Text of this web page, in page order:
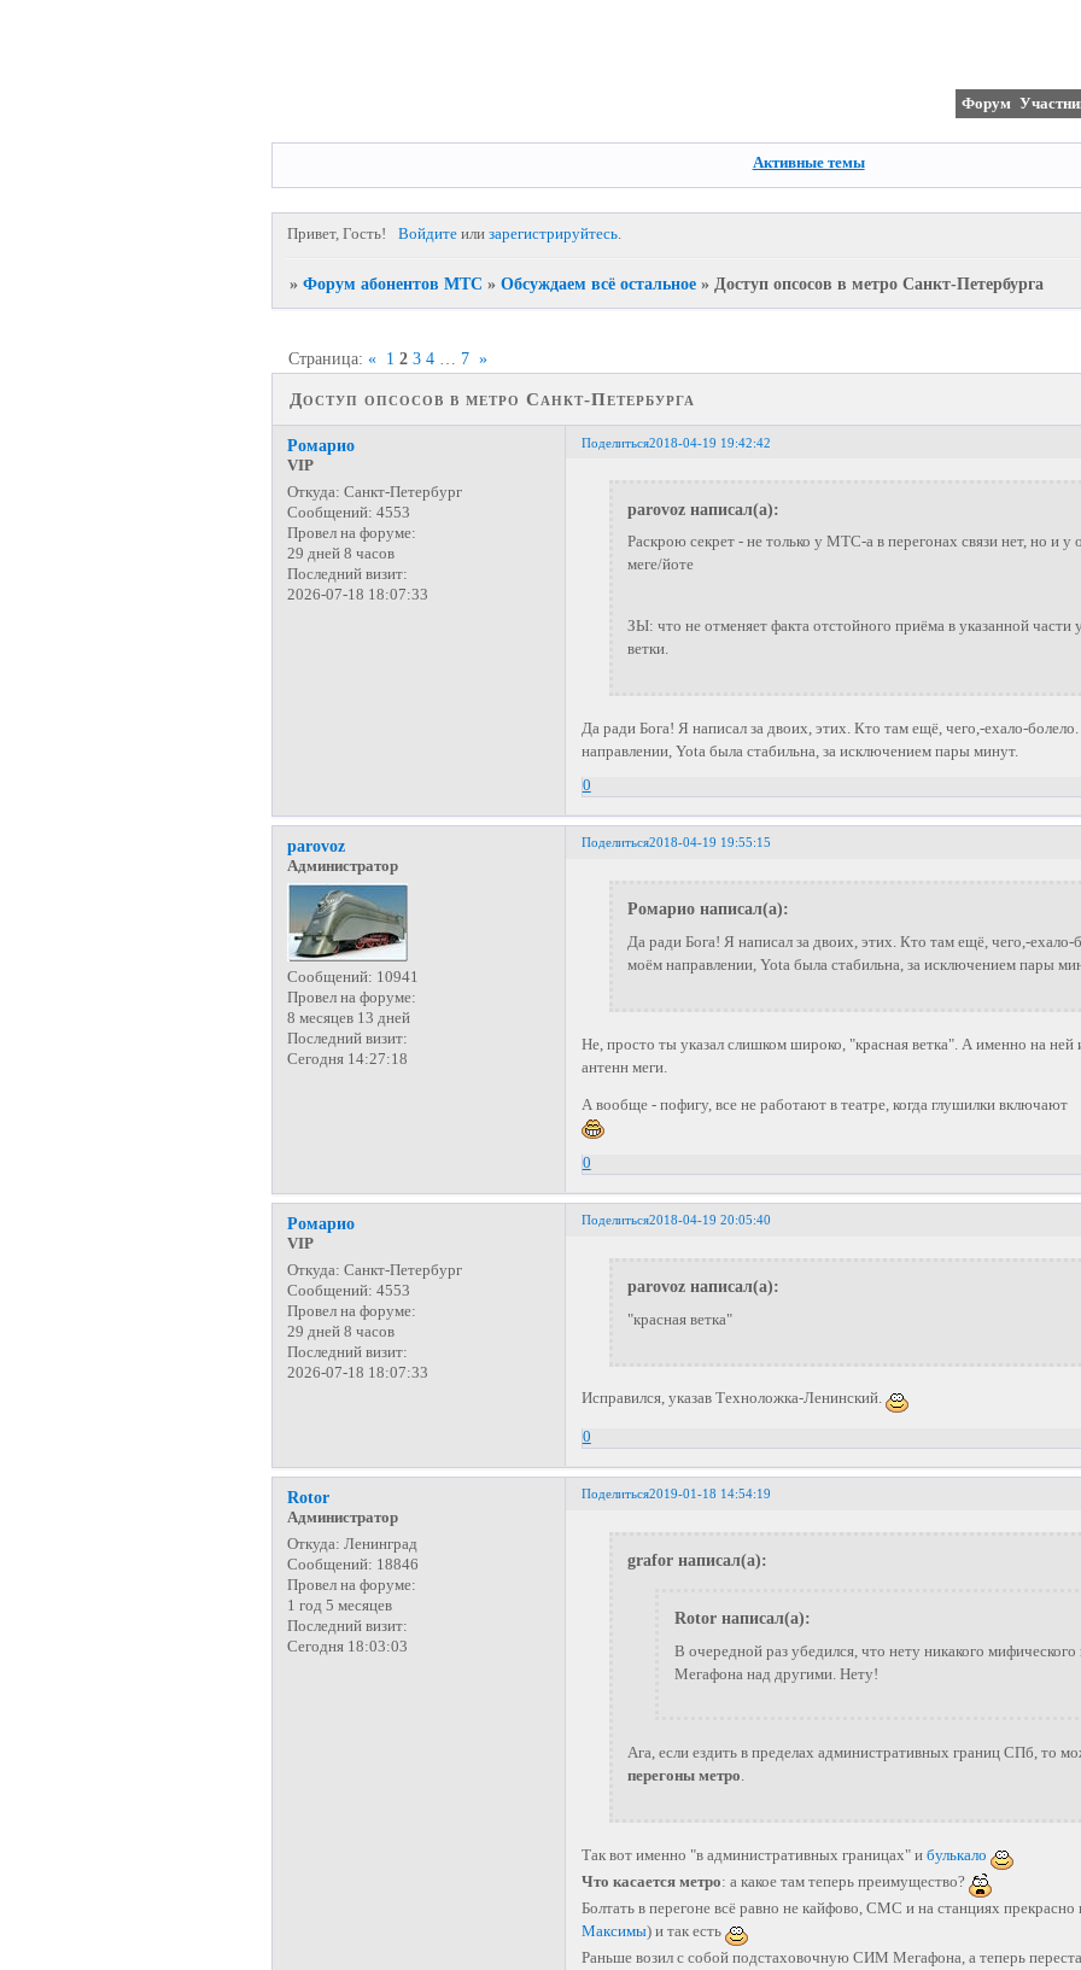
Форум
Активные темы
Привет, Гость! Войдитеили зарегистрируйтесь.
» Форум абонентов МТС » Обсуждаем всё остальное » Доступ опсосов в метро Санкт-Петербурга
Доступ опсосов в метро Санкт-Петербурга
Страница: « 1 2 3 4 7 »
Поделиться2018-04-19 19:42:42
Ромарио
VIP
Откуда: Санкт-Петербург
Сообщений: 4553
Провел на форуме:
29 дней 8 часов
Последний визит:
2026-07-18 18:07:33
parovoz написал(а):
Раскрою секрет - не только у МТС-а в перегонах связи нет, но и у
меге/йоте
ЗЫ: что не отменяет факта отстойного приёма в указанной
ветки.
Да ради Бога! Я написал за двоих, этих. Кто там ещё, чего,-ехало-
направлении, Yota была стабильна, за исключением пары минут.
0
Поделиться2018-04-19 19:55:15
parovoz
Администратор
Сообщений: 10941
Провел на форуме:
8 месяцев 13 дней
Последний визит:
Сегодня 14:27:18
Ромарио написал(а):
Да ради Бога! Я написал за двоих, этих. Кто там ещё, чего,-
моём направлении, Yota была стабильна, за исключением пары
Не, просто ты указал слишком широко, "красная ветка". А именно на ней
антенн меги.
А вообще - пофигу, все не работают в театре, когда глушилки включают
0
Поделиться2018-04-19 20:05:40
Ромарио
VIP
Откуда: Санкт-Петербург
Сообщений: 4553
Провел на форуме:
29 дней 8 часов
Последний визит:
2026-07-18 18:07:33
parovoz написал(а):
"красная ветка"
Исправился, указав Техноложка-Ленинский.
0
Поделиться2019-01-18 14:54:19
Rotor
Администратор
Откуда: Ленинград
Сообщений: 18846
Провел на форуме:
1 год 5 месяцев
Последний визит:
Сегодня 18:03:03
grafor написал(а):
Rotor написал(а):
В очередной раз убедился, что нету никакого
Мегафона над другими. Нету!
Ага, если ездить в пределах административных границ СПб, то
перегоны метро.
Так вот именно "в административных границах" и булькало
Что касается метро: а какое там теперь преимущество?
Болтать в перегоне всё равно не кайфово, СМС и на станциях прекрасно
Максимы) и так есть
Раньше возил с собой подстаховочную СИМ Мегафона, а теперь